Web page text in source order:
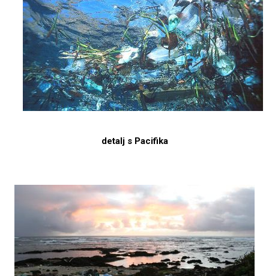
detalj s Pacifika